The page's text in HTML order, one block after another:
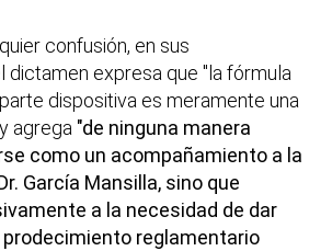
confusión, en sus
dictamen expresa que "la fórmula
dispositiva es meramente una
agrega "de ninguna manera
como un acompañamiento a la
García Mansilla, sino que
a la necesidad de dar
reglamentario